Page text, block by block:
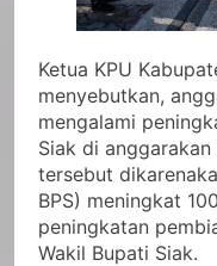
Ketua KPU
menyebutkan,
mengalami
Siak di
tersebut
BPS) meningkat
peningkatan
Wakil Bupati Siak.